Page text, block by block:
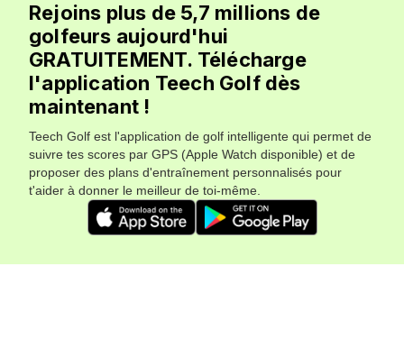
Rejoins plus de 5,7 millions de
golfeurs aujourd'hui
GRATUITEMENT. Télécharge
l'application Teech Golf dès
maintenant !
Teech Golf est l'application de golf intelligente qui permet de
suivre tes scores par GPS (Apple Watch disponible) et de
proposer des plans d'entraînement personnalisés pour
t'aider à donner le meilleur de toi-même.